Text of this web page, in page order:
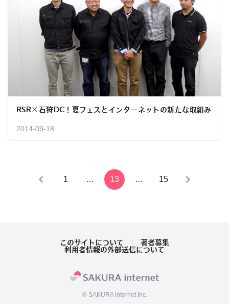
RSR×石狩DC！夏フェスとインターネットの新たな取組み
2014-09-18
1 … 13 … 15
このサイトについて
著者募集
利用者情報の外部送信について
© SAKURA internet Inc.